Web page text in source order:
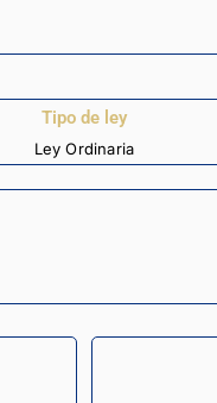
Tipo de ley
Ley Ordinaria